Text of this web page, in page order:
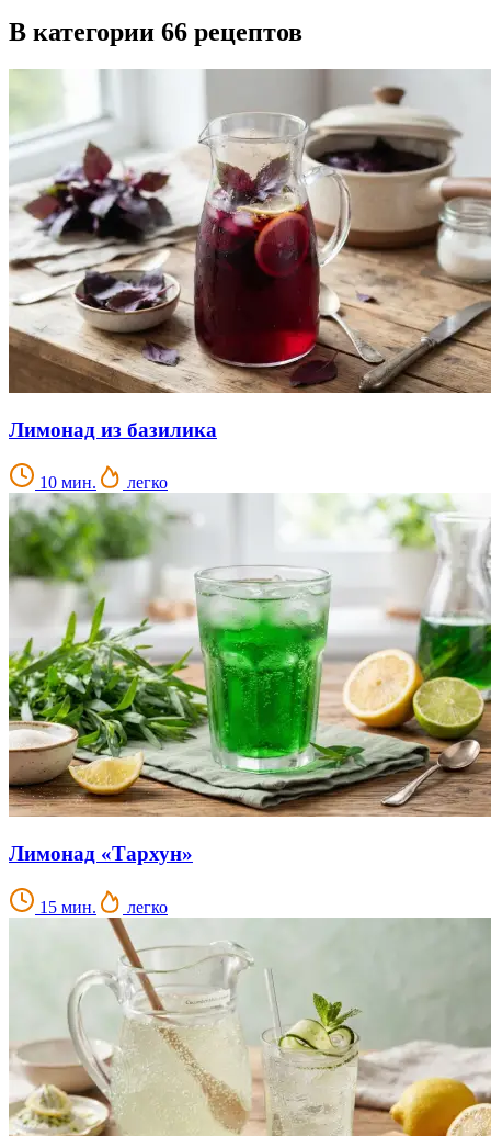
В категории 66 рецептов
Лимонад из базилика
10 мин. легко
Лимонад «Тархун»
15 мин. легко